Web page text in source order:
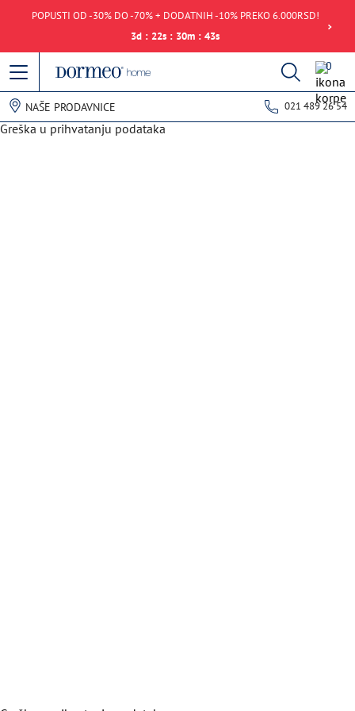
POPUSTI OD -30% DO -70% + DODATNIH -10% PREKO 6.000RSD!
3d : 22s : 30m : 43s
0
NAŠE PRODAVNICE 021 489 26 54
Greška u prihvatanju podataka